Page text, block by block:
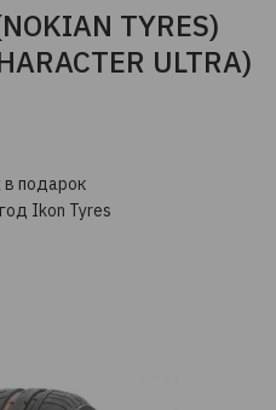
TYRES)
ULTRA)
в подарок
Ikon Tyres